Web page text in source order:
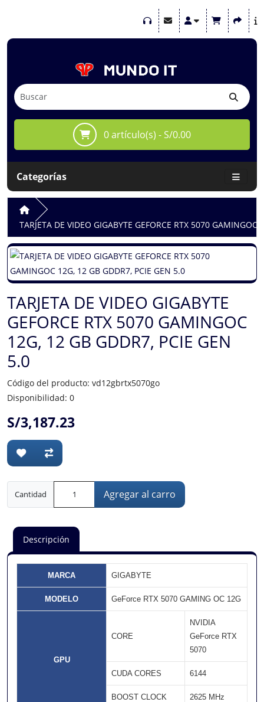
0 artículo(s) - S/0.00
Categorías
TARJETA DE VIDEO GIGABYTE GEFORCE RTX 5070
TARJETA DE VIDEO GIGABYTE
GEFORCE RTX 5070 GAMINGOC
12G, 12 GB GDDR7, PCIE GEN
5.0
Código del producto: vd12gbrtx5070go
Disponibilidad: 0
S/3,187.23
Cantidad Agregar al carro
Descripción
MARCA GIGABYTE
MODELO GeForce RTX 5070 GAMING OC 12G
GPU
CORE
NVIDIA
GeForce RTX
5070
CUDA CORES 6144
BOOST CLOCK 2625 MHz